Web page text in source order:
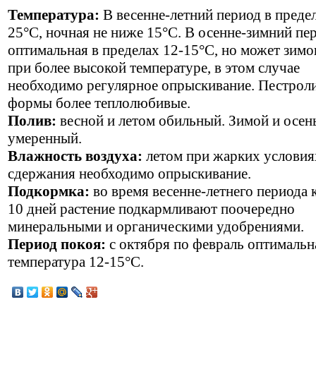
Температура: В весенне-летний период в
25°С, ночная не ниже 15°С. В осенне-зимний
оптимальная в пределах 12-15°С, но может
при более высокой температуре, в этом случае
необходимо регулярное опрыскивание.
формы более теплолюбивые.
Полив: весной и летом обильный. Зимой и
умеренный.
Влажность воздуха: летом при жарких
сдержания необходимо опрыскивание.
Подкормка: во время весенне-летнего периода
10 дней растение подкармливают поочередно
минеральными и органическими удобрениями.
Период покоя: с октября по февраль
температура 12-15°С.